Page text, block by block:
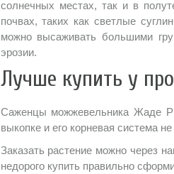
солнечных местах, так и в
почвах, таких как светлые
можно высаживать большими
эрозии.
Лучше купить у
Саженцы можжевельника Жаде
выкопке и его корневая система
Заказать растение можно через
недорого купить правильно